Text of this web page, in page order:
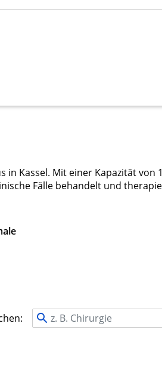
in Kassel. Mit einer Kapazität von
Fälle behandelt und